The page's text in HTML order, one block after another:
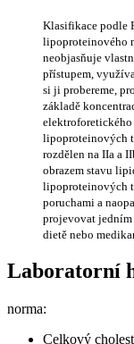
Klasifikace podle
lipoproteinového
neobjasňuje
přístupem,
si ji probereme,
základě
lipoproteinových
rozdělen na IIa a
obrazem stavu
lipoproteinových
poruchami a
projevovat
dietě nebo
Laboratorní
norma:
Celkový